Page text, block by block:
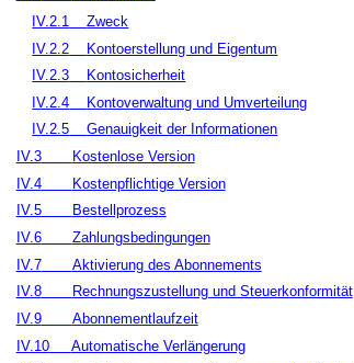
IV.2.1
Zweck
IV.2.2
Kontoerstellung und Eigentum
IV.2.3
Kontosicherheit
IV.2.4
Kontoverwaltung und Umverteilung
IV.2.5
Genauigkeit der Informationen
IV.3
Kostenlose Version
IV.4
Kostenpflichtige Version
IV.5
Bestellprozess
IV.6
Zahlungsbedingungen
IV.7
Aktivierung des Abonnements
IV.8
Rechnungszustellung und Steuerkonformität
IV.9
Abonnementlaufzeit
IV.10
Automatische Verlängerung